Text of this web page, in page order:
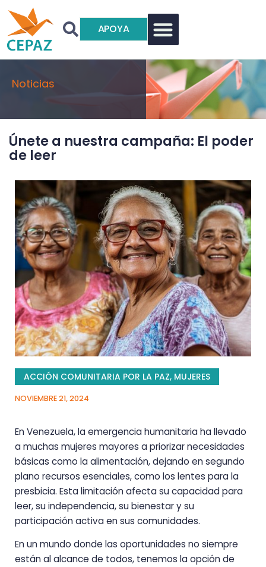
APOYA
Noticias
Únete a nuestra campaña: El poder
de leer
ACCIÓN COMUNITARIA POR LA PAZ, MUJERES
NOVIEMBRE 21, 2024
En Venezuela, la emergencia humanitaria ha llevado
a muchas mujeres mayores a priorizar necesidades
básicas como la alimentación, dejando en segundo
plano recursos esenciales, como los lentes para la
presbicia. Esta limitación afecta su capacidad para
leer, su independencia, su bienestar y su
participación activa en sus comunidades.
En un mundo donde las oportunidades no siempre
están al alcance de todos, tenemos la opción de